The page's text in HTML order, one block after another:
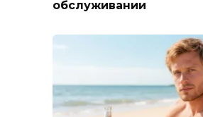
обслуживании